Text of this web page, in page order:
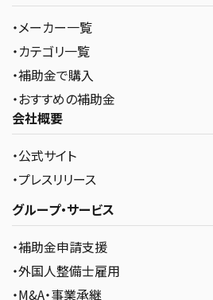
・メーカー一覧
・カテゴリ一覧
・補助金で購入
・おすすめの補助金
会社概要
・公式サイト
・プレスリリース
グループ・サービス
・補助金申請支援
・外国人整備士雇用
・M&A・事業承継